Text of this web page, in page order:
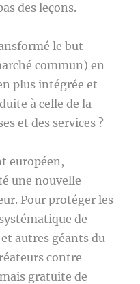
des leçons.
le but
commun) en
plus intégrée et
à celle de la
et des services ?
européen,
une nouvelle
Pour protéger les
de
autres géants du
contre
gratuite de